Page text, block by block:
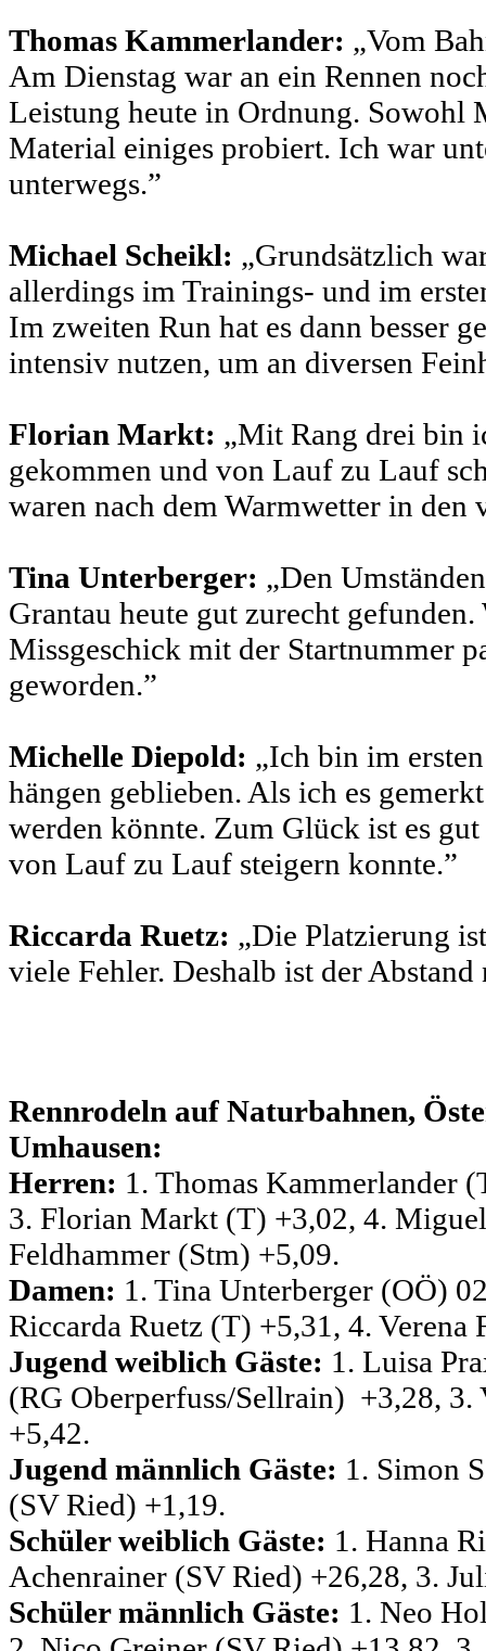
Thomas Kammerlander: „Vom
Am Dienstag war an ein Rennen
Leistung heute in Ordnung. Sowohl
Material einiges probiert. Ich war
unterwegs.”
Michael Scheikl: „Grundsätzlich
allerdings im Trainings- und im
Im zweiten Run hat es dann besser
intensiv nutzen, um an diversen
Florian Markt: „Mit Rang drei bin
gekommen und von Lauf zu Lauf
waren nach dem Warmwetter in den
Tina Unterberger: „Den
Grantau heute gut zurecht
Missgeschick mit der Startnummer
geworden.”
Michelle Diepold: „Ich bin im
hängen geblieben. Als ich es
werden könnte. Zum Glück ist es
von Lauf zu Lauf steigern konnte.”
Riccarda Ruetz: „Die Platzierung
viele Fehler. Deshalb ist der
Rennrodeln auf Naturbahnen,
Umhausen:
Herren: 1. Thomas Kammerlander
3. Florian Markt (T) +3,02, 4.
Feldhammer (Stm) +5,09.
Damen: 1. Tina Unterberger (OÖ)
Riccarda Ruetz (T) +5,31, 4.
Jugend weiblich Gäste: 1. Luisa
(RG Oberperfuss/Sellrain) +3,28, 3.
+5,42.
Jugend männlich Gäste: 1. Simon
(SV Ried) +1,19.
Schüler weiblich Gäste: 1. Hanna
Achenrainer (SV Ried) +26,28, 3.
Schüler männlich Gäste: 1. Neo